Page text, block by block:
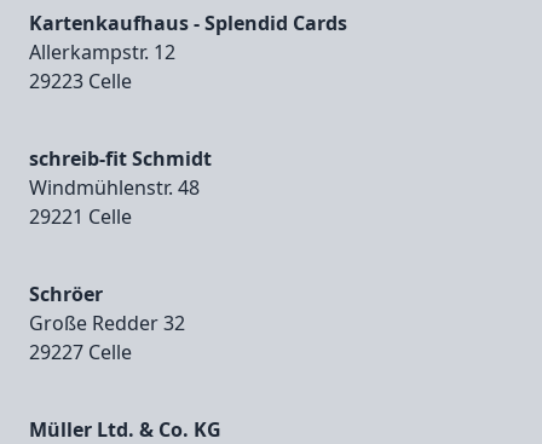
Kartenkaufhaus - Splendid Cards
Allerkampstr. 12
29223 Celle
schreib-fit Schmidt
Windmühlenstr. 48
29221 Celle
Schröer
Große Redder 32
29227 Celle
Müller Ltd. & Co. KG